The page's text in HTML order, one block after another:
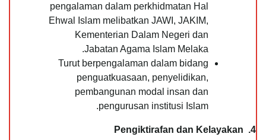
pengalaman dalam perkhidmatan Hal
Ehwal Islam melibatkan JAWI, JAKIM,
Kementerian Dalam Negeri dan
Jabatan Agama Islam Melaka.
Turut berpengalaman dalam bidang
penguatkuasaan, penyelidikan,
pembangunan modal insan dan
pengurusan institusi Islam.
4. Pengiktirafan dan Kelayakan